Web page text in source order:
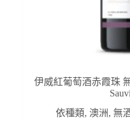
伊威紅葡萄酒赤霞珠
依種類, 澳洲, 無